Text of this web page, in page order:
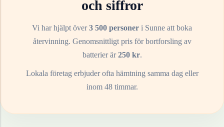
och siffror
Vi har hjälpt över3 500 personer i Sunne att boka
återvinning. Genomsnittligt pris för bortforsling av
batterierär250kr.
Lokala företag erbjuder ofta hämtning samma dag eller
inom 48 timmar.